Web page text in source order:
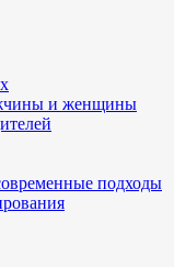
и женщины
подходы